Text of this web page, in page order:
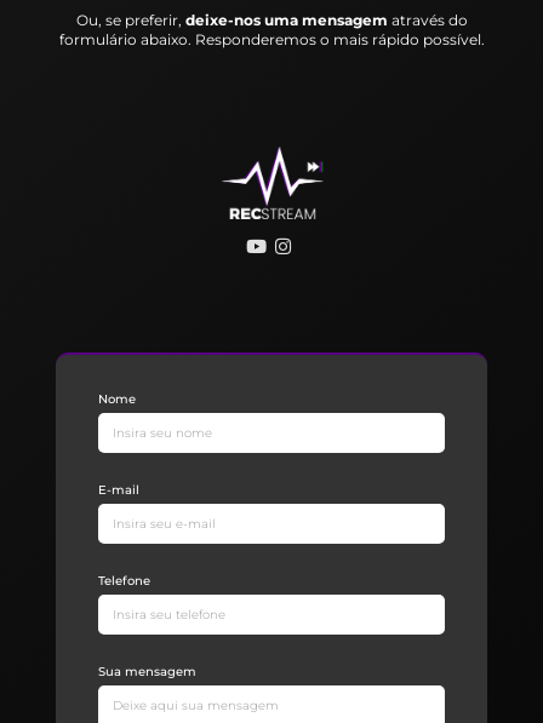
Ou, se preferir, deixe-nos uma mensagem através do
formulário abaixo. Responderemos o mais rápido possível.
Nome
E-mail
Telefone
Sua mensagem